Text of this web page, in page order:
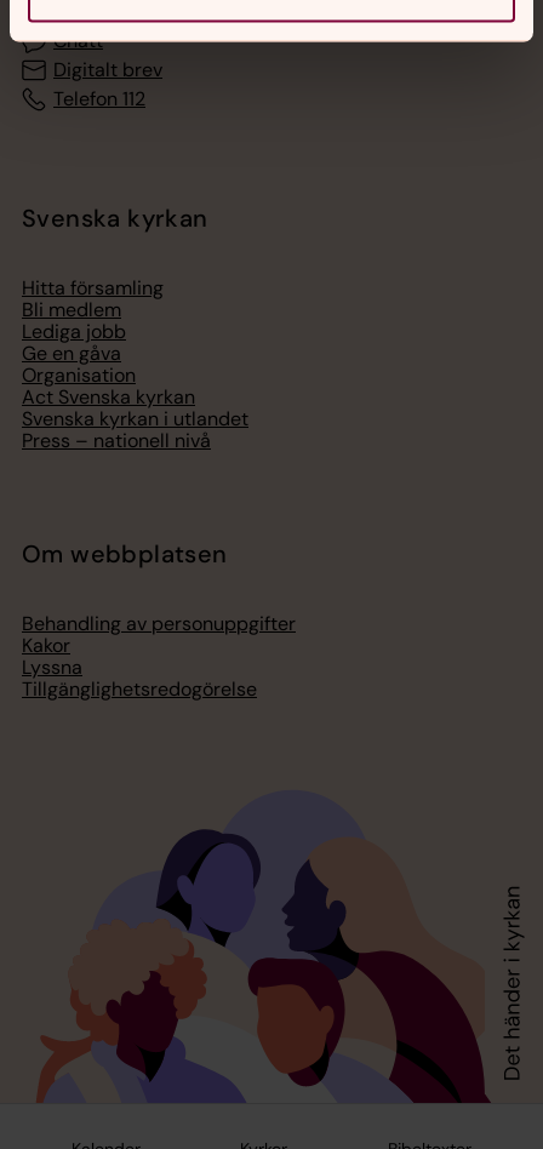
Chatt
Digitalt brev
Telefon 112
Svenska kyrkan
Hitta församling
Bli medlem
Lediga jobb
Ge en gåva
Organisation
Act Svenska kyrkan
Svenska kyrkan i utlandet
Press – nationell nivå
Om webbplatsen
Behandling av personuppgifter
Kakor
Lyssna
Tillgänglighetsredogörelse